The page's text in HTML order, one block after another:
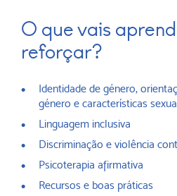
O que vais
reforçar?
Identidade de género,
género e características
Linguagem inclusiva
Discriminação e violência
Psicoterapia afirmativa
Recursos e boas práticas